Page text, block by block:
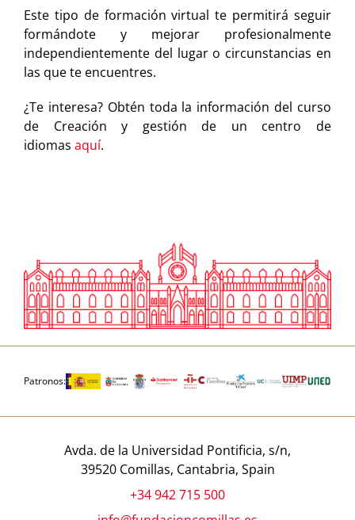
Este tipo de formación virtual te permitirá seguir
formándote y mejorar profesionalmente
independientemente del lugar o circunstancias en
las que te encuentres.
¿Te interesa? Obtén toda la información del curso
de Creación y gestión de un centro de
idiomas aquí.
Patronos:
Avda. de la Universidad Pontificia, s/n,
39520 Comillas, Cantabria, Spain
+34 942 715 500